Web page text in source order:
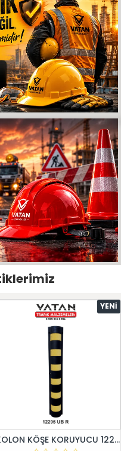
YENI
KOLON KÖŞE KORUYUCU 12295 UB R